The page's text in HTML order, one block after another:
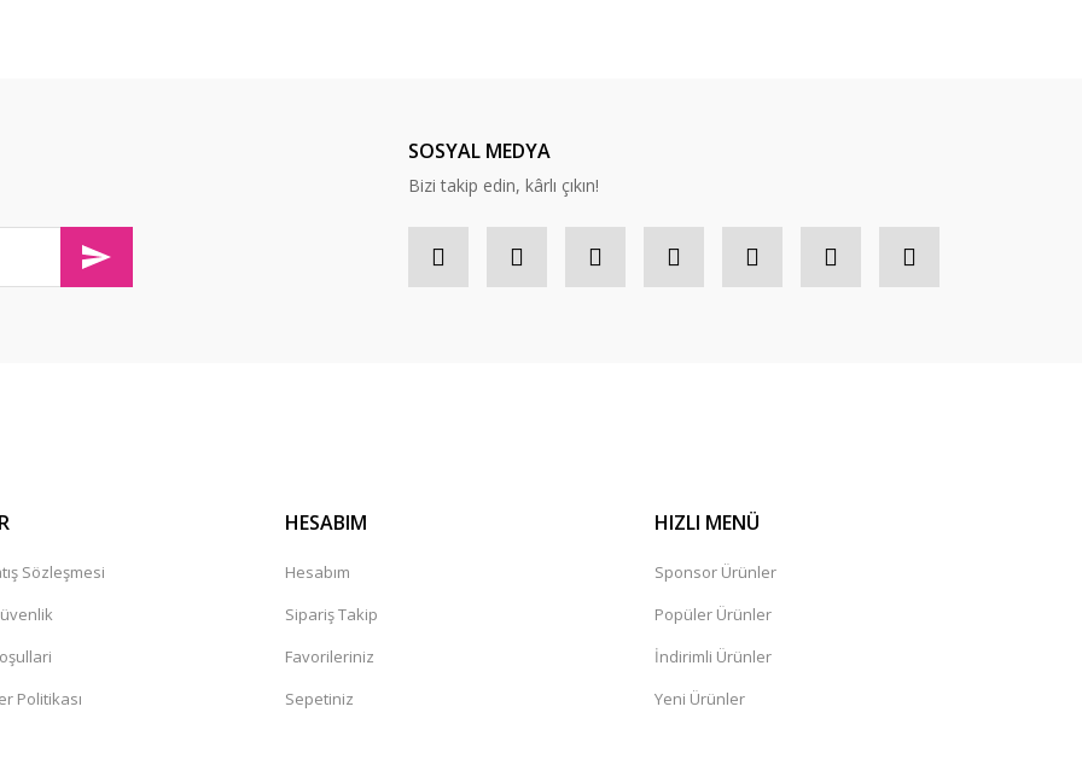
iletişim kurabileceğininiz
SOSYAL MEDYA
Bizi takip edin, kârlı çıkın!
Sözleşmesi
Politikası
HESABIM
Hesabım
Sipariş Takip
Favorileriniz
Sepetiniz
HIZLI MENÜ
Sponsor Ürünler
Popüler Ürünler
İndirimli Ürünler
Yeni Ürünler